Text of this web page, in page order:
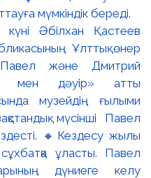
Әбілхан Қастеев
Ұлттық өнер
Павел және Дмитрий
мен дәуір» атты
музейдің ғылыми
мүсінші Павел
🔸Кездесу жылы
ұласты. Павел
дүниеге келу